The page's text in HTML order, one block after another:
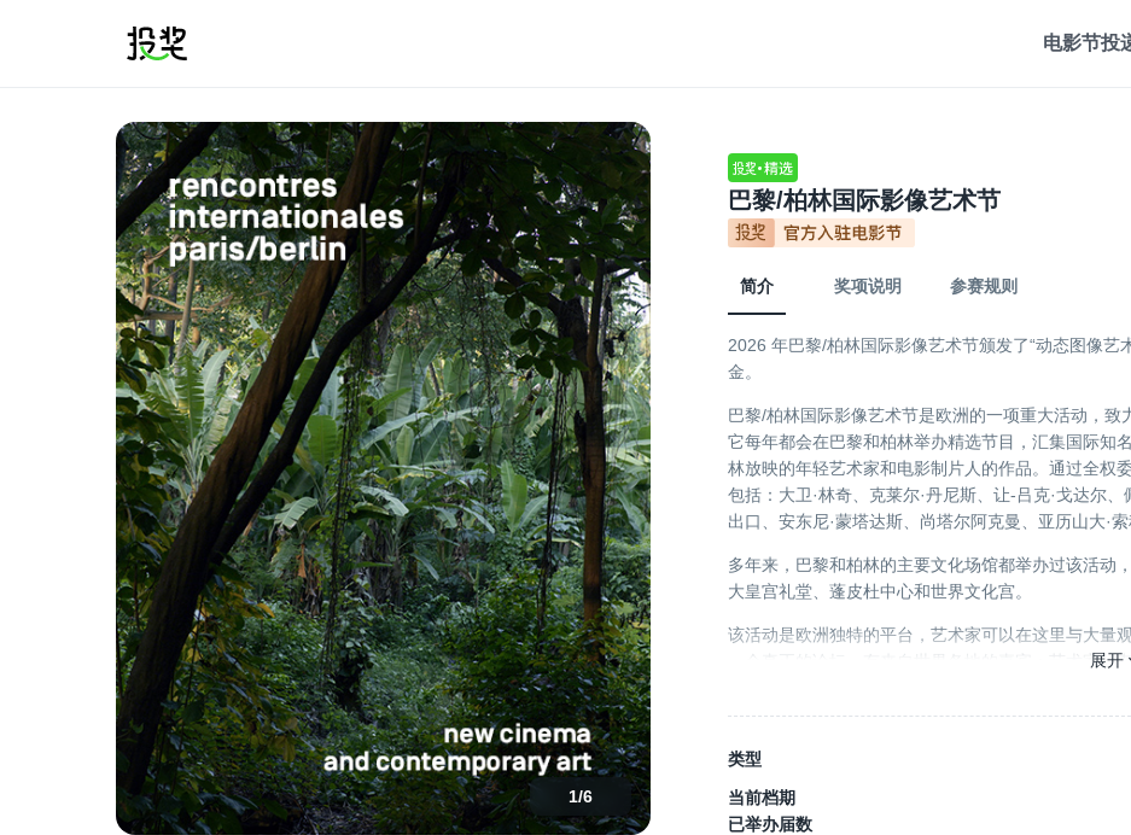
电影节投
1/6
巴黎/柏林国际影像艺术节
简介 奖项说明 参赛规则
2026 年巴黎/柏林国际影像艺术节颁发了“动态图像
金。
巴黎/柏林国际影像艺术节是欧洲的一项重大活动，
它每年都会在巴黎和柏林举办精选节目，汇集国际知
林放映的年轻艺术家和电影制片人的作品。通过全权
包括：大卫·林奇、克莱尔·丹尼斯、让-吕克·戈达尔
出口、安东尼·蒙塔达斯、尚塔尔阿克曼、亚历山大·
多年来，巴黎和柏林的主要文化场馆都举办过该活动
大皇宫礼堂、蓬皮杜中心和世界文化宫。
该活动是欧洲独特的平台，艺术家可以在这里与大量
一个真正的论坛，有来自世界各地的嘉宾：艺术家、
城的支持。
展开
类型
当前档期
已举办届数